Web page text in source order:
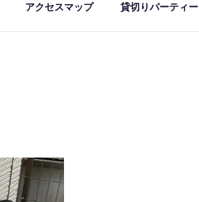
アクセスマップ 貸切りパーティー